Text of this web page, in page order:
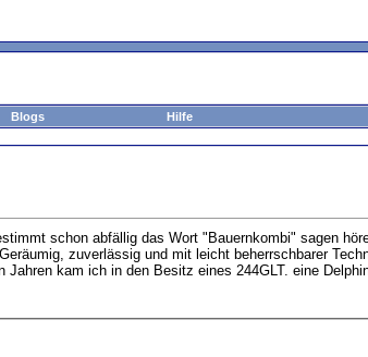
Blogs Hilfe
schon abfällig das Wort "Bauernkombi" sagen
zuverlässig und mit leicht beherrschbarer
kam ich in den Besitz eines 244GLT. eine